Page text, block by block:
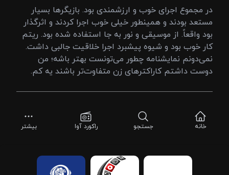
در مجموع اجرای خوب و ارزشمندی بود. بازیگرها بسیار
مستعد بودند و همینطور خیلی خوب اجرا کردند و اثرگذار
بود واقعاً. از موسیقی و نور به جا استفاده شده بود. ریتم
کار خوب بود و شیوه پیشبرد اجرا خلاقیت جالبی داشت.
نمی‌دونم نمایشنامه چطور می‌تونست بهتر باشه؛ من
دوست داشتم کاراکترهای زن متفاوت‌تر باشند یه کم.
خانه جستجو راکورد آوا بیشتر